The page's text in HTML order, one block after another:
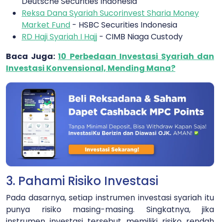
Reksa Dana Syariah Sucorinvest Sharia Money
Market Fund - HSBC Securities Indonesia
RD Haji Syariah I Hajj - CIMB Niaga Custody
Baca Juga:10 Perbedaan Investasi Syariah dan
Investasi Konvensional, Mending Mana?
3. Pahami Risiko Investasi
Pada dasarnya, setiap instrumen investasi syariah itu
punya risiko masing-masing. Singkatnya, jika